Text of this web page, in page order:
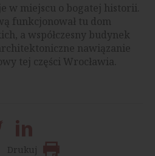
w miejscu o bogatej historii.
funkcjonował tu dom
a współczesny budynek
nawiązanie
tej części Wrocławia.
Drukuj